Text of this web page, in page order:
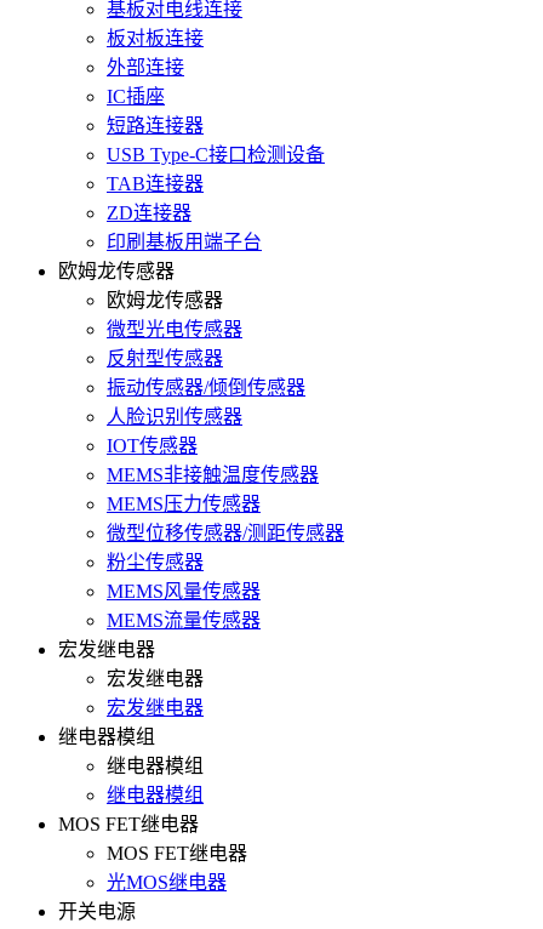
基板对电线连接
板对板连接
外部连接
IC插座
短路连接器
USB Type-C接口检测设备
TAB连接器
ZD连接器
印刷基板用端子台
欧姆龙传感器
欧姆龙传感器
微型光电传感器
反射型传感器
振动传感器/倾倒传感器
人脸识别传感器
IOT传感器
MEMS非接触温度传感器
MEMS压力传感器
微型位移传感器/测距传感器
粉尘传感器
MEMS风量传感器
MEMS流量传感器
宏发继电器
宏发继电器
宏发继电器
继电器模组
继电器模组
继电器模组
MOS FET继电器
MOS FET继电器
光MOS继电器
开关电源